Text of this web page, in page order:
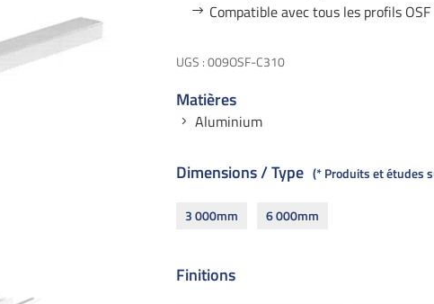
Compatible avec tous les profils OSF
UGS :009OSF-C310
Matières
Aluminium
Dimensions / Type * Produits et études
3 000mm 6 000mm
Finitions